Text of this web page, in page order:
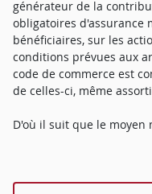
générateur de la
obligatoires d'assurance
bénéficiaires, sur les
conditions prévues aux
code de commerce est
de celles-ci, même
D'où il suit que le moyen